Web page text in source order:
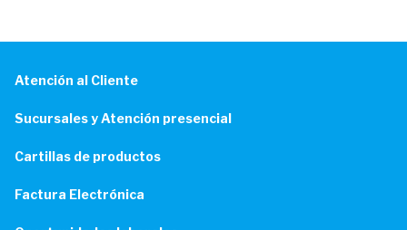
Atención al Cliente
Sucursales y Atención presencial
Cartillas de productos
Factura Electrónica